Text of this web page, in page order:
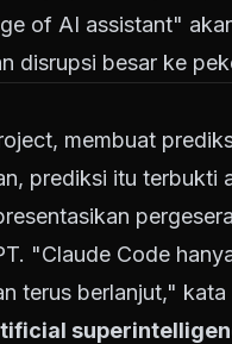
of AI assistant"
disrupsi besar ke
membuat
prediksi itu terbukti
"Claude Code
terus berlanjut," kata